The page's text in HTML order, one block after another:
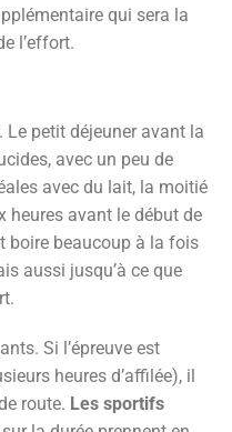
qui sera la
l’effort.
petit déjeuner avant la
avec un peu de
avec du lait, la moitié
heures avant le début de
boire beaucoup à la fois
aussi jusqu’à ce que
Si l’épreuve est
heures d’affilée), il
route. Les sportifs